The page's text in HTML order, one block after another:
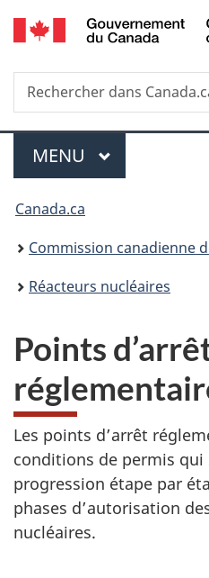
Recherche
Rechercher
dans
Menu
MENU PRINCIPAL
Vous
êtes
ici
Canada.ca
Commission canadienne
Réacteurs nucléaires
Points
Les points d’arrêt
conditions de permis qui
progression étape par
phases d’autorisation
nucléaires.